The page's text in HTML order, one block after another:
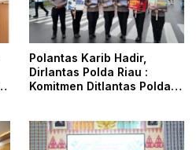
Polantas Karib Hadir,
Dirlantas Polda Riau :
Komitmen Ditlantas Polda
dan Edukasi Kepada
Masyarakat